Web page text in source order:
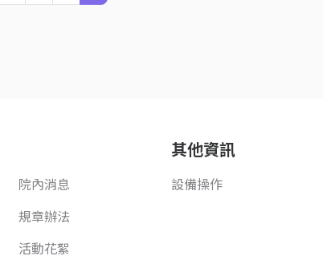
院內消息
規章辦法
活動花絮
其他資訊
設備操作